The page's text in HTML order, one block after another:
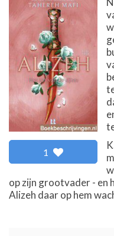
1
op zijn grootvader - en
Alizeh daar op hem